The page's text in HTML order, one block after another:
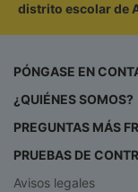
distrito escolar de
PÓNGASE EN
¿QUIÉNES SOMOS?
PREGUNTAS MÁS
PRUEBAS DE
Avisos legales